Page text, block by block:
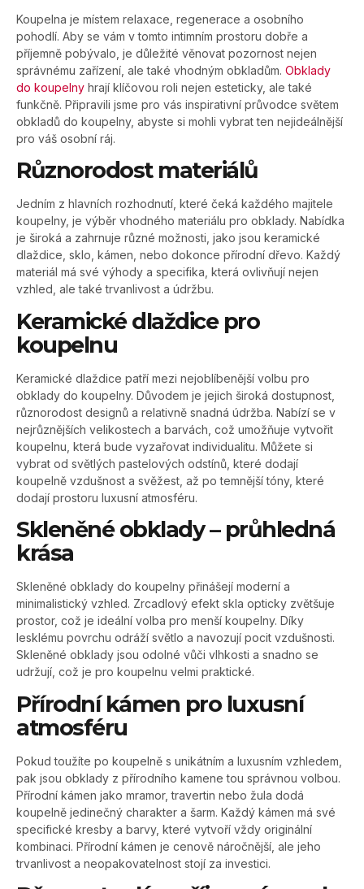
Koupelna je místem relaxace, regenerace a osobního
pohodlí. Aby se vám v tomto intimním prostoru dobře a
příjemně pobývalo, je důležité věnovat pozornost nejen
správnému zařízení, ale také vhodným obkladům. Obklady
do koupelny hrají klíčovou roli nejen esteticky, ale také
funkčně. Připravili jsme pro vás inspirativní průvodce světem
obkladů do koupelny, abyste si mohli vybrat ten nejideálnější
pro váš osobní ráj.
Různorodost materiálů
Jedním z hlavních rozhodnutí, které čeká každého majitele
koupelny, je výběr vhodného materiálu pro obklady. Nabídka
je široká a zahrnuje různé možnosti, jako jsou keramické
dlaždice, sklo, kámen, nebo dokonce přírodní dřevo. Každý
materiál má své výhody a specifika, která ovlivňují nejen
vzhled, ale také trvanlivost a údržbu.
Keramické dlaždice pro
koupelnu
Keramické dlaždice patří mezi nejoblíbenější volbu pro
obklady do koupelny. Důvodem je jejich široká dostupnost,
různorodost designů a relativně snadná údržba. Nabízí se v
nejrůznějších velikostech a barvách, což umožňuje vytvořit
koupelnu, která bude vyzařovat individualitu. Můžete si
vybrat od světlých pastelových odstínů, které dodají
koupelně vzdušnost a svěžest, až po temnější tóny, které
dodají prostoru luxusní atmosféru.
Skleněné obklady – průhledná
krása
Skleněné obklady do koupelny přinášejí moderní a
minimalistický vzhled. Zrcadlový efekt skla opticky zvětšuje
prostor, což je ideální volba pro menší koupelny. Díky
lesklému povrchu odráží světlo a navozují pocit vzdušnosti.
Skleněné obklady jsou odolné vůči vlhkosti a snadno se
udržují, což je pro koupelnu velmi praktické.
Přírodní kámen pro luxusní
atmosféru
Pokud toužíte po koupelně s unikátním a luxusním vzhledem,
pak jsou obklady z přírodního kamene tou správnou volbou.
Přírodní kámen jako mramor, travertin nebo žula dodá
koupelně jedinečný charakter a šarm. Každý kámen má své
specifické kresby a barvy, které vytvoří vždy originální
kombinaci. Přírodní kámen je cenově náročnější, ale jeho
trvanlivost a neopakovatelnost stojí za investici.